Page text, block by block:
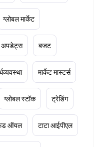
ग्लोबल मार्केट
अपडेट्स बजट
मार्केट मास्टर्स
ग्लोबल स्टॉक ट्रेडिंग
ऑयल टाटा आईपीएल